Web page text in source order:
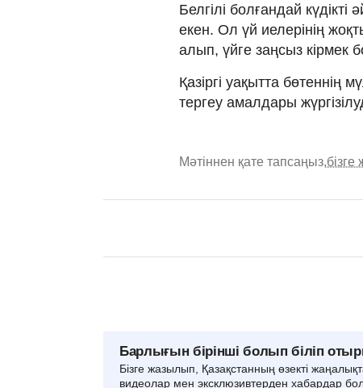
Белгілі болғандай күдікті
екен. Ол үй иелерінің
алып, үйге заңсыз кірмек
Қазіргі уақытта бөтеннің
тергеу амалдары
Мәтіннен қате тапсаңыз,
Барлығын бірінші болып біліп
Бізге жазылып, Қазақстанның өзекті
видеолар мен эксклюзивтерден хабардар